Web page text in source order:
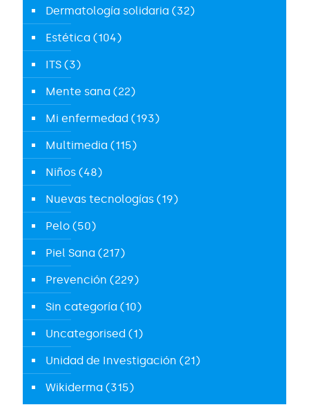
Dermatología solidaria (32)
Estética (104)
ITS (3)
Mente sana (22)
Mi enfermedad (193)
Multimedia (115)
Niños (48)
Nuevas tecnologías (19)
Pelo (50)
Piel Sana (217)
Prevención (229)
Sin categoría (10)
Uncategorised (1)
Unidad de Investigación (21)
Wikiderma (315)